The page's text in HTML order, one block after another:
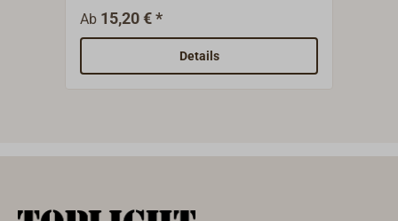
aus Messing poliert oder verchromt.
Ab 15,20 € *
Details